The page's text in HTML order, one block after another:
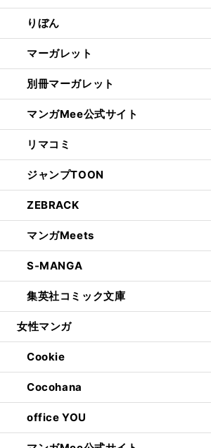
りぼん
マーガレット
別冊マーガレット
マンガMee公式サイト
リマコミ
ジャンプTOON
ZEBRACK
マンガMeets
S-MANGA
集英社コミック文庫
女性マンガ
Cookie
Cocohana
office YOU